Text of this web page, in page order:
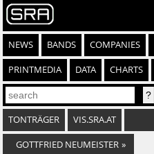
NEWS BANDS COMPANIES
PRINTMEDIA DATA CHARTS
TONTRÄGER VIS.SRA.AT
GOTTFRIED NEUMEISTER »